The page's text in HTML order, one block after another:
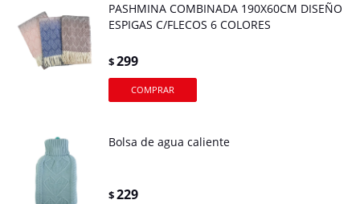
PASHMINA COMBINADA 190X60CM DISEÑO
ESPIGAS C/FLECOS 6 COLORES
$299
Bolsa de agua caliente
$229